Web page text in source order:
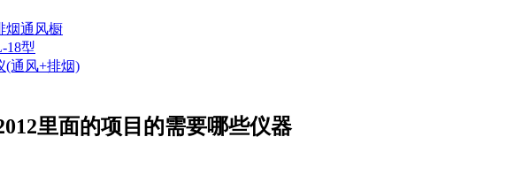
烟通风橱
18型
(通风+排烟)
里面的项目的需要哪些仪器